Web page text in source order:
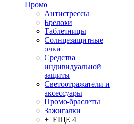
Промо
Антистрессы
Брелоки
Таблетницы
Солнцезащитные
очки
Средства
индивидуальной
защиты
Светоотражатели и
аксессуары
Промо-браслеты
Зажигалки
+ ЕЩЕ 4